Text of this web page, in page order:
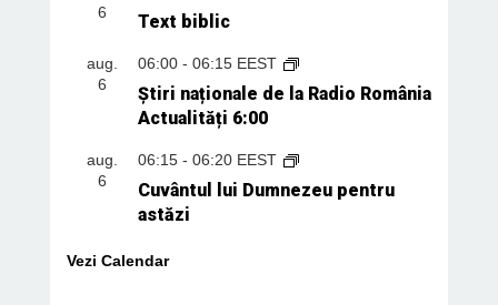
6
Text biblic
aug.
6
06:00- 06:15 EEST
Știri naționale de la Radio România
Actualități 6:00
aug.
6
06:15- 06:20 EEST
Cuvântul lui Dumnezeu pentru
astăzi
Vezi Calendar